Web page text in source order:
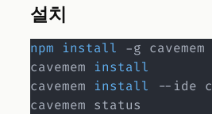
설치
npm install -g cavemem
cavemem install
cavemem install --ide
cavemem status